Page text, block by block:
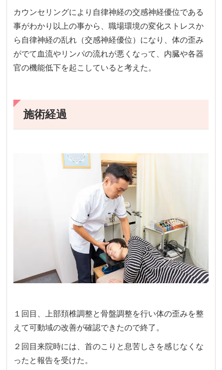
カウンセリングにより自律神経の交感神経優位である
事がわかり以上の事から、職場環境の変化ストレスか
ら自律神経の乱れ（交感神経優位）になり、体の歪み
がでて血流やリンパの流れが悪くなって、内臓や各器
官の機能低下を起こしていると考えた。
施術経過
１回目、上部頚椎調整と骨盤調整を行い体の歪みを整
えて可動域の改善が確認できたので終了。
２回目来院時には、首のこりと息苦しさを感じなくな
ったと報告を受けた。